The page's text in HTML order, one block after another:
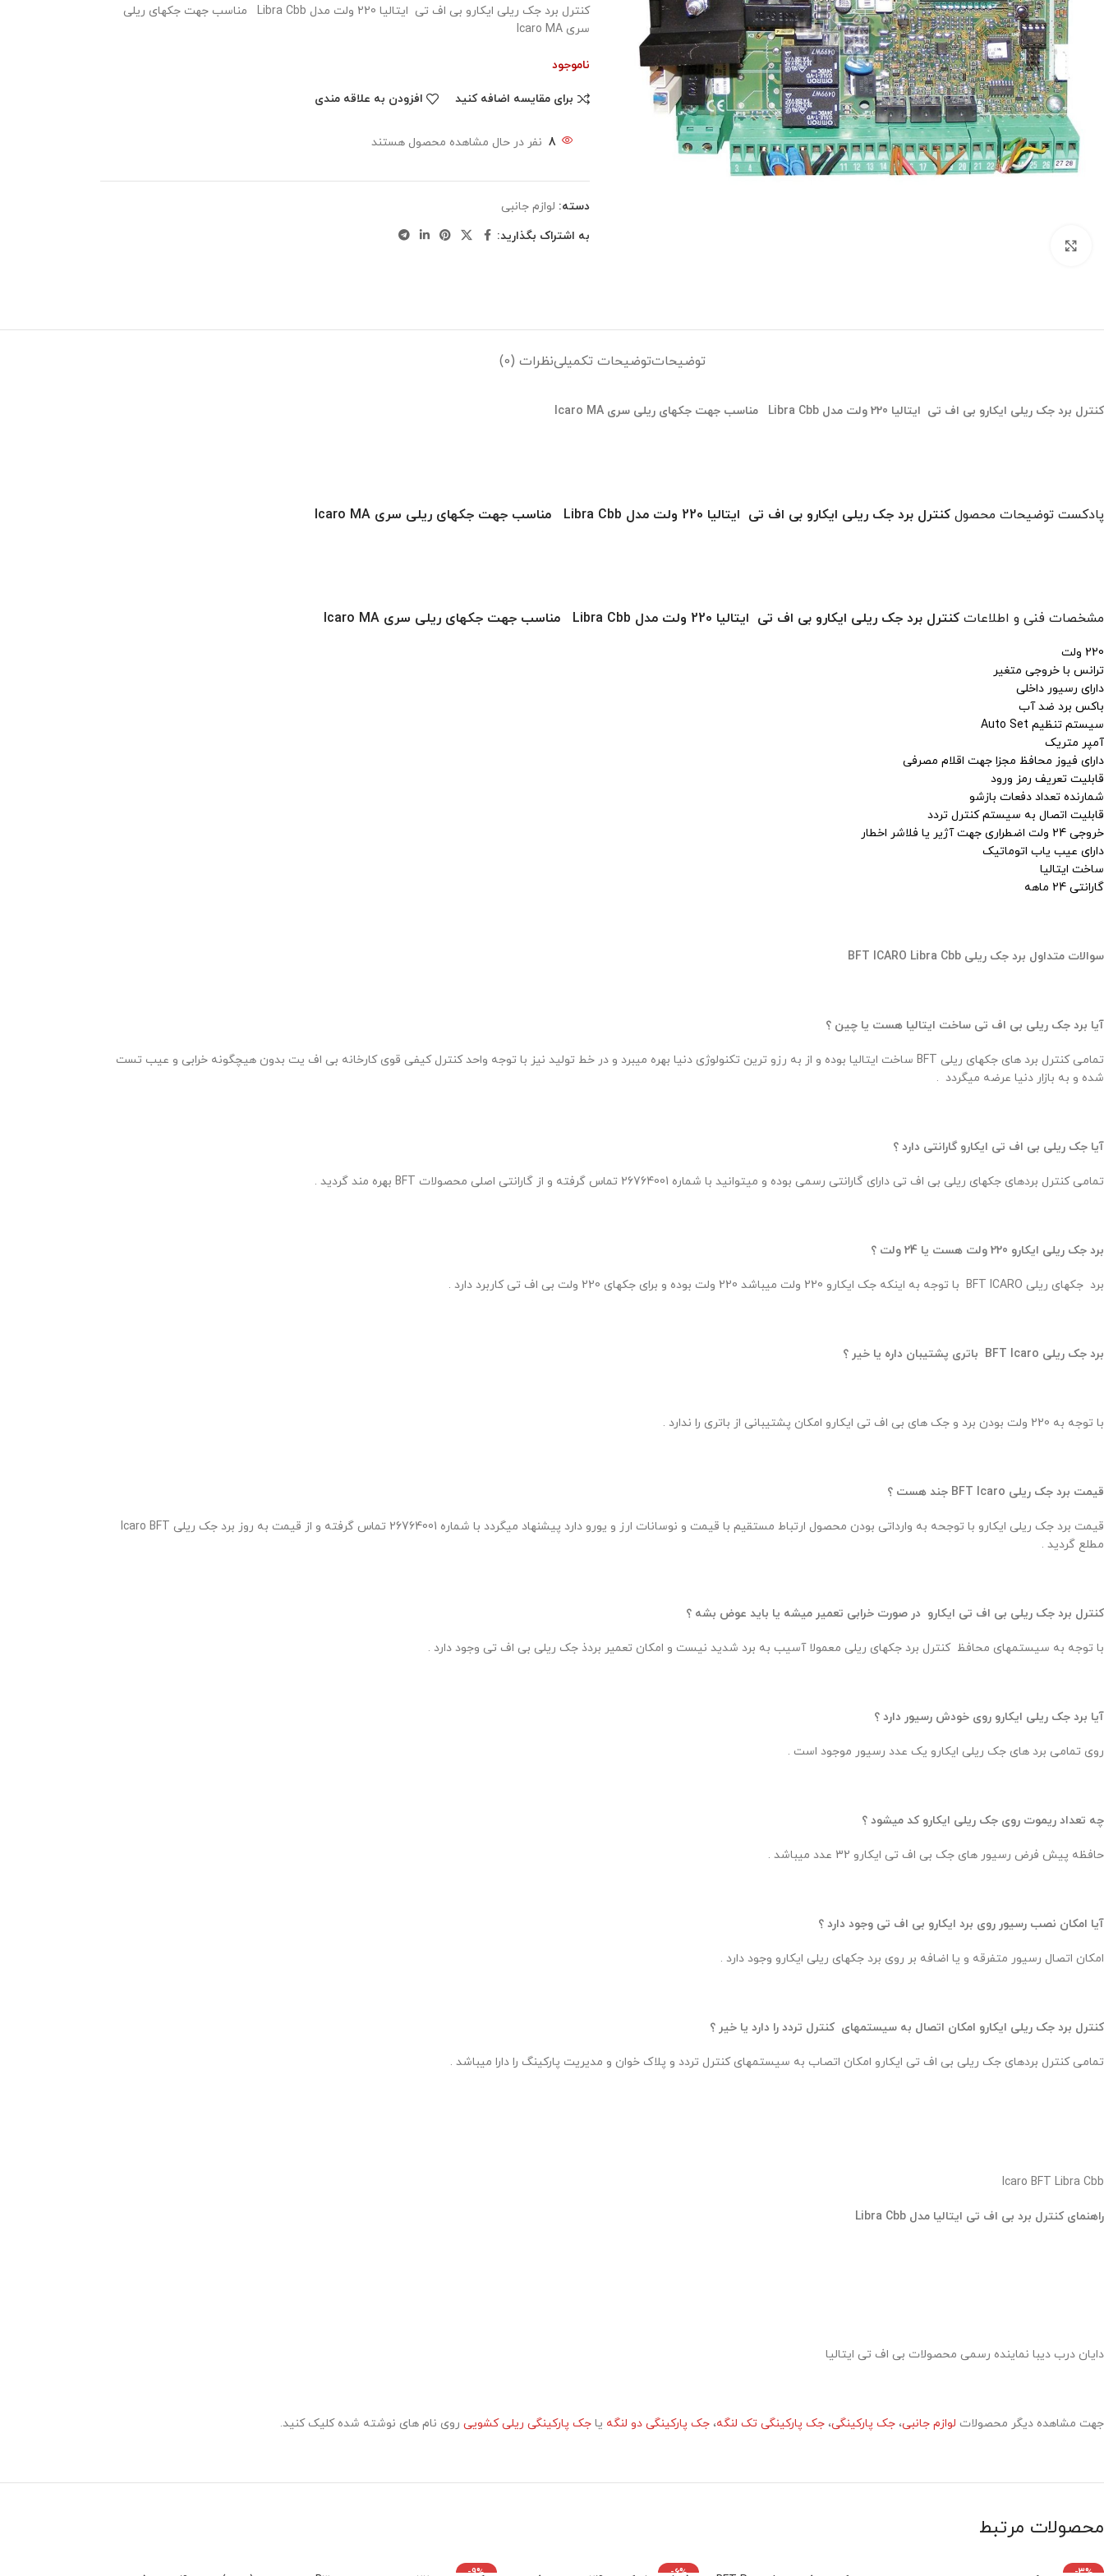
کنترل برد جک ریلی ایکارو بی اف تی ایتالیا 220 ولت مدل Libra Cbb مناسب جهت جکهای ریلی
سری Icaro MA
ناموجود
برای مقایسه اضافه کنید افزودن به علاقه مندی
8 نفر در حال مشاهده محصول هستند
دسته: لوازم جانبی
به اشتراک بگذارید:
توضیحاتتوضیحات تکمیلینظرات (0)
کنترل برد جک ریلی ایکارو بی اف تی ایتالیا 220 ولت مدل Libra Cbb مناسب جهت جکهای ریلی سری Icaro MA
پادکست توضیحات محصول کنترل برد جک ریلی ایکارو بی اف تی ایتالیا 220 ولت مدل Libra Cbb مناسب جهت جکهای ریلی سری Icaro MA
مشخصات فنی و اطلاعات کنترل برد جک ریلی ایکارو بی اف تی ایتالیا 220 ولت مدل Libra Cbb مناسب جهت جکهای ریلی سری Icaro MA
220 ولت
ترانس با خروجی متغیر
دارای رسیور داخلی
باکس برد ضد آب
سیستم تنظیم Auto Set
آمپر متریک
دارای فیوز محافظ مجزا جهت اقلام مصرفی
قابلیت تعریف رمز ورود
شمارنده تعداد دفعات بازشو
قابلیت اتصال به سیستم کنترل تردد
خروجی 24 ولت اضطراری جهت آژیر یا فلاشر اخطار
دارای عیب یاب اتوماتیک
ساخت ایتالیا
گارانتی 24 ماهه
سوالات متداول برد جک ریلی BFT ICARO Libra Cbb
آیا برد جک ریلی بی اف تی ساخت ایتالیا هست یا چین ؟
تمامی کنترل برد های جکهای ریلی BFT ساخت ایتالیا بوده و از به رزو ترین تکنولوژی دنیا بهره میبرد و در خط تولید نیز با توجه واحد کنترل کیفی قوی کارخانه بی اف یت بدون هیچگونه خرابی و عیب تست
شده و به بازار دنیا عرضه میگردد .
آیا جک ریلی بی اف تی ایکارو گارانتی دارد ؟
تمامی کنترل بردهای جکهای ریلی بی اف تی دارای گارانتی رسمی بوده و میتوانید با شماره 26764001 تماس گرفته و از گارانتی اصلی محصولات BFT بهره مند گردید .
برد جک ریلی ایکارو 220 ولت هست یا 24 ولت ؟
برد جکهای ریلی BFT ICARO با توجه به اینکه جک ایکارو 220 ولت میباشد 220 ولت بوده و برای جکهای 220 ولت بی اف تی کاربرد دارد .
برد جک ریلی BFT Icaro باتری پشتیبان داره یا خیر ؟
با توجه به 220 ولت بودن برد و جک های بی اف تی ایکارو امکان پشتیبانی از باتری را ندارد .
قیمت برد جک ریلی BFT Icaro جند هست ؟
قیمت برد جک ریلی ایکارو با توجحه به وارداتی بودن محصول ارتباط مستقیم با قیمت و نوسانات ارز و یورو دارد پیشنهاد میگردد با شماره 26764001 تماس گرفته و از قیمت به روز برد جک ریلی Icaro BFT
مطلع گردید .
کنترل برد جک ریلی بی اف تی ایکارو در صورت خرابی تعمیر میشه یا باید عوض بشه ؟
با توجه به سیستمهای محافظ کنترل برد جکهای ریلی معمولا آسیب به برد شدید نیست و امکان تعمیر بردذ جک ریلی بی اف تی وجود دارد .
آیا برد جک ریلی ایکارو روی خودش رسیور دارد ؟
روی تمامی برد های جک ریلی ایکارو یک عدد رسیور موجود است .
چه تعداد ریموت روی جک ریلی ایکارو کد میشود ؟
حافظه پیش فرض رسیور های جک بی اف تی ایکارو 32 عدد میباشد .
آیا امکان نصب رسیور روی برد ایکارو بی اف تی وجود دارد ؟
امکان اتصال رسیور متفرقه و یا اضافه بر روی برد جکهای ریلی ایکارو وجود دارد .
کنترل برد جک ریلی ایکارو امکان اتصال به سیستمهای کنترل تردد را دارد یا خیر ؟
تمامی کنترل بردهای جک ریلی بی اف تی ایکارو امکان اتصاب به سیستمهای کنترل تردد و پلاک خوان و مدیریت پارکینگ را دارا میباشد .
Icaro BFT Libra Cbb
راهنمای کنترل برد بی اف تی ایتالیا مدل Libra Cbb
دایان درب دیبا نماینده رسمی محصولات بی اف تی ایتالیا
جهت مشاهده دیگر محصولات لوازم جانبی، جک پارکینگی، جک پارکینگی تک لنگه، جک پارکینگی دو لنگه یا جک پارکینگی ریلی کشویی روی نام های نوشته شده کلیک کنید.
محصولات مرتبط
-3%
-6%
-9%